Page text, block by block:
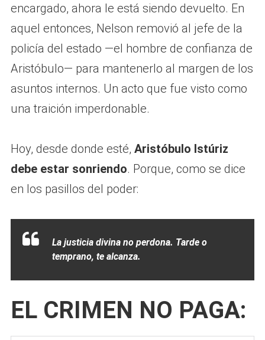
encargado, ahora le está siendo devuelto. En
aquel entonces, Nelson removió al jefe de la
policía del estado —el hombre de confianza de
Aristóbulo— para mantenerlo al margen de los
asuntos internos. Un acto que fue visto como
una traición imperdonable.
Hoy, desde donde esté, Aristóbulo Istúriz
debe estar sonriendo. Porque, como se dice
en los pasillos del poder:
La justicia divina no perdona. Tarde o
temprano, te alcanza.
EL CRIMEN NO PAGA: